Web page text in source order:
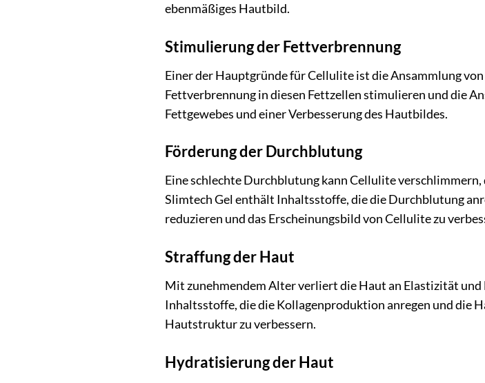
ebenmäßiges Hautbild.
Stimulierung der Fettverbrennung
Einer der Hauptgründe für Cellulite ist die Ansammlung
Fettverbrennung in diesen Fettzellen stimulieren und die
Fettgewebes und einer Verbesserung des Hautbildes.
Förderung der Durchblutung
Eine schlechte Durchblutung kann Cellulite
Slimtech Gel enthält Inhaltsstoffe, die die Durchblutung
reduzieren und das Erscheinungsbild von Cellulite zu
Straffung der Haut
Mit zunehmendem Alter verliert die Haut an Elastizität
Inhaltsstoffe, die die Kollagenproduktion anregen und die
Hautstruktur zu verbessern.
Hydratisierung der Haut